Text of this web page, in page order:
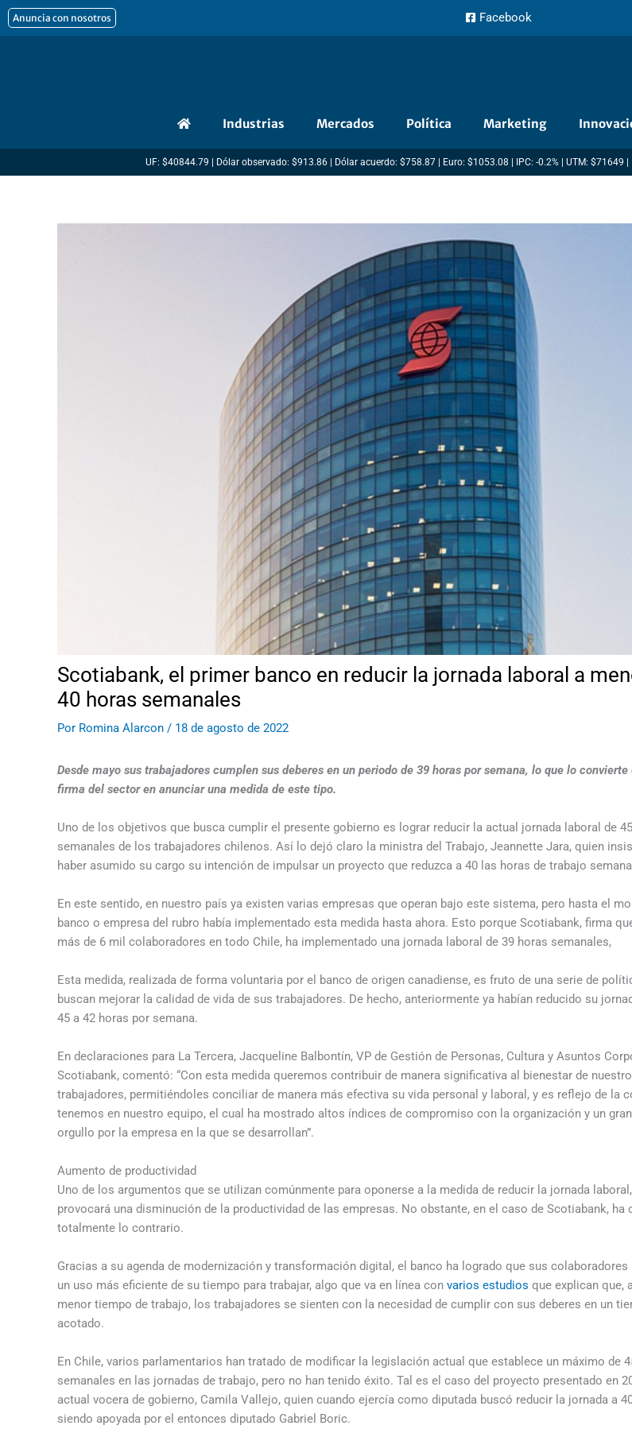
al
Anuncia con nosotros Facebook
Industrias Mercados Política Marketing
UF: $40844.79 | Dólar observado: $913.86 | Dólar acuerdo: $758.87 | Euro: $1053.08 | IPC: -0.2% | UTM: $71649
Scotiabank, el primer banco en reducir la jornada laboral a
40 horas semanales
Por Romina Alarcon / 18 de agosto de 2022
Desde mayo sus trabajadores cumplen sus deberes en un periodo de 39 horas por semana, lo que lo
firma del sector en anunciar una medida de este tipo.
Uno de los objetivos que busca cumplir el presente gobierno es lograr reducir la actual jornada laboral de
semanales de los trabajadores chilenos. Así lo dejó claro la ministra del Trabajo, Jeannette Jara, quien
haber asumido su cargo su intención de impulsar un proyecto que reduzca a 40 las horas de trabajo
En este sentido, en nuestro país ya existen varias empresas que operan bajo este sistema, pero hasta el
banco o empresa del rubro había implementado esta medida hasta ahora. Esto porque Scotiabank, firma
más de 6 mil colaboradores en todo Chile, ha implementado una jornada laboral de 39 horas semanales,
Esta medida, realizada de forma voluntaria por el banco de origen canadiense, es fruto de una serie de
buscan mejorar la calidad de vida de sus trabajadores. De hecho, anteriormente ya habían reducido su
45 a 42 horas por semana.
En declaraciones para La Tercera, Jacqueline Balbontín, VP de Gestión de Personas, Cultura y Asuntos
Scotiabank, comentó: “Con esta medida queremos contribuir de manera significativa al bienestar de
trabajadores, permitiéndoles conciliar de manera más efectiva su vida personal y laboral, y es reflejo de la
tenemos en nuestro equipo, el cual ha mostrado altos índices de compromiso con la organización y un
orgullo por la empresa en la que se desarrollan”.
Aumento de productividad
Uno de los argumentos que se utilizan comúnmente para oponerse a la medida de reducir la jornada
provocará una disminución de la productividad de las empresas. No obstante, en el caso de Scotiabank, ha
totalmente lo contrario.
Gracias a su agenda de modernización y transformación digital, el banco ha logrado que sus colaboradores
un uso más eficiente de su tiempo para trabajar, algo que va en línea con varios estudios que explican que,
menor tiempo de trabajo, los trabajadores se sienten con la necesidad de cumplir con sus deberes en un
acotado.
En Chile, varios parlamentarios han tratado de modificar la legislación actual que establece un máximo de
semanales en las jornadas de trabajo, pero no han tenido éxito. Tal es el caso del proyecto presentado en
actual vocera de gobierno, Camila Vallejo, quien cuando ejercía como diputada buscó reducir la jornada a
siendo apoyada por el entonces diputado Gabriel Boric.